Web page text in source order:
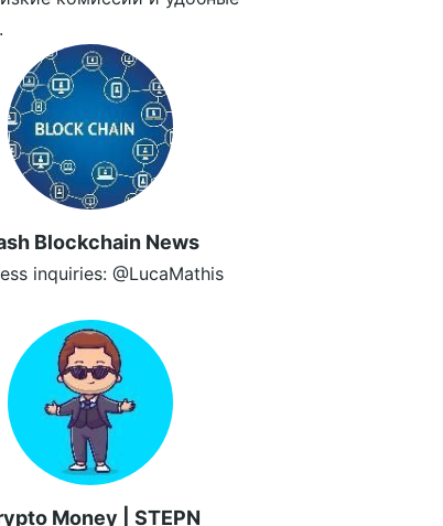
Blockchain News
inquiries: @LucaMathis
Money | STEPN